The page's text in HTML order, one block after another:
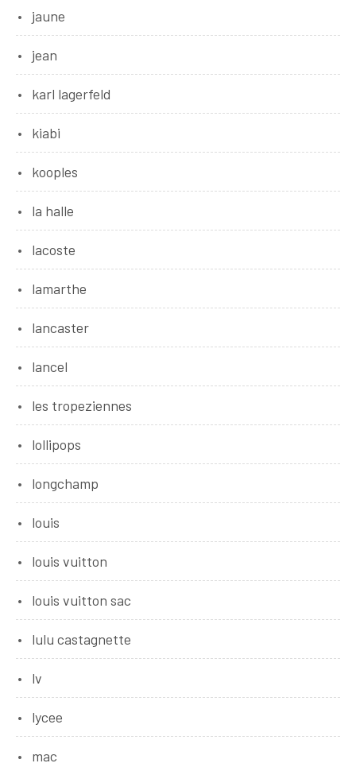
jaune
jean
karl lagerfeld
kiabi
kooples
la halle
lacoste
lamarthe
lancaster
lancel
les tropeziennes
lollipops
longchamp
louis
louis vuitton
louis vuitton sac
lulu castagnette
lv
lycee
mac